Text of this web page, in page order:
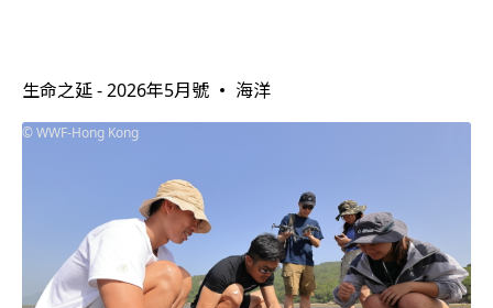
從
行
為
守
則
到
海
洋
保
護
區
：
本
會
守
護
水
口
的
歷
程
生命之延 - 2026年5月號 海洋
WWF-Hong Kong